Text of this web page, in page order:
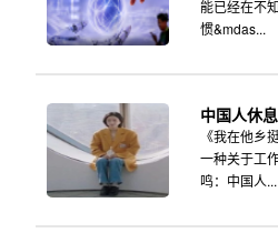
能已经在不
惯&mdas...
中国人休
《我在他乡
一种关于工
鸣：中国人...